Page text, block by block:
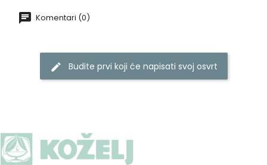
Komentari (0)
Budite prvi koji će napisati svoj osvrt